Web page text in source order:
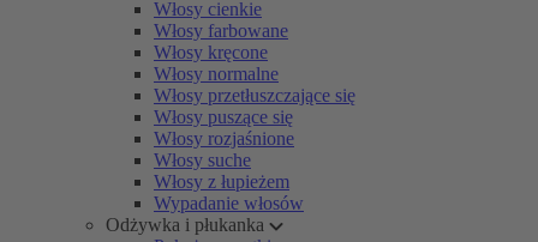
Włosy cienkie
Włosy farbowane
Włosy kręcone
Włosy normalne
Włosy przetłuszczające się
Włosy puszące się
Włosy rozjaśnione
Włosy suche
Włosy z łupieżem
Wypadanie włosów
Odżywka i płukanka